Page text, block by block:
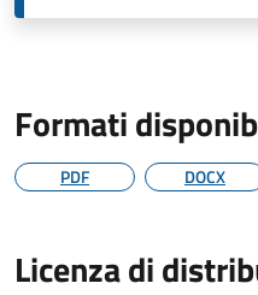
Formati
PDF DOCX
Licenza di